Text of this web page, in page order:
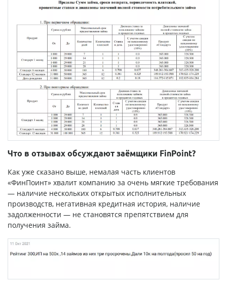
Что в отзывах обсуждают заёмщики FinPoint?
Как уже сказано выше, немалая часть клиентов
«ФинПоинт» хвалит компанию за очень мягкие требования
— наличие нескольких открытых исполнительных
производств, негативная кредитная история, наличие
задолженности — не становятся препятствием для
получения займа.